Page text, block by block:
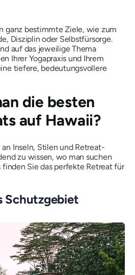
ganz bestimmte Ziele, wie zum
Disziplin oder Selbstfürsorge.
auf das jeweilige Thema
Ihrer Yogapraxis und Ihrem
tiefere, bedeutungsvollere
die besten
auf Hawaii?
Inseln, Stilen und Retreat-
zu wissen, wo man suchen
finden Sie das perfekte Retreat für
Schutzgebiet